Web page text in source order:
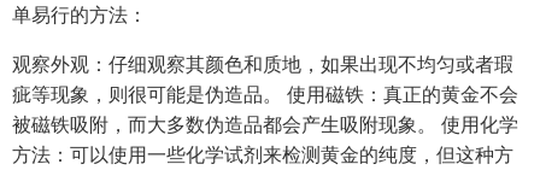
单易行的方法：
观察外观：仔细观察其颜色和质地，如果出现不均匀或者瑕
疵等现象，则很可能是伪造品。 使用磁铁：真正的黄金不会
被磁铁吸附，而大多数伪造品都会产生吸附现象。 使用化学
方法：可以使用一些化学试剂来检测黄金的纯度，但这种方